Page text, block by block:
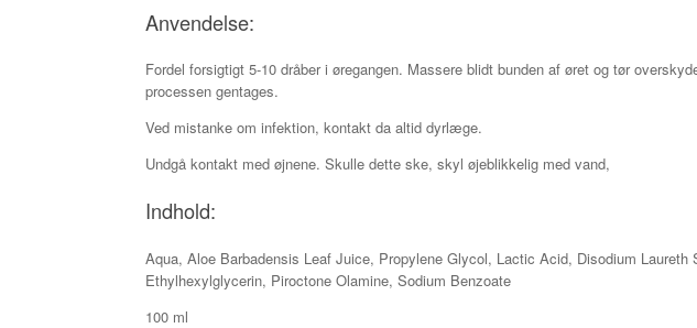
Anvendelse:
Fordel forsigtigt 5-10 dråber i øregangen. Massere blidt bunden af øret og tør
processen gentages.
Ved mistanke om infektion, kontakt da altid dyrlæge.
Undgå kontakt med øjnene. Skulle dette ske, skyl øjeblikkelig med vand,
Indhold:
Aqua, Aloe Barbadensis Leaf Juice, Propylene Glycol, Lactic Acid, Disodium
Ethylhexylglycerin, Piroctone Olamine, Sodium Benzoate
100 ml